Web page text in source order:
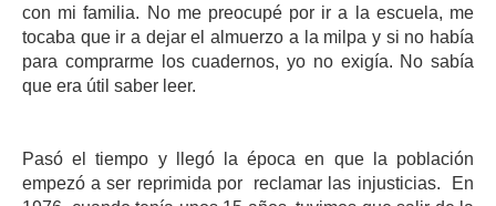
con mi familia. No me preocupé por ir a la escuela, me
tocaba que ir a dejar el almuerzo a la milpa y si no había
para comprarme los cuadernos, yo no exigía. No sabía
que era útil saber leer.
Pasó el tiempo y llegó la época en que la población
empezó a ser reprimida por reclamar las injusticias. En